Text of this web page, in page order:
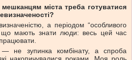
міста треба готуватися
а періодом “особливого
що мають знати люди: весь цей час
— не зупинка комбінату, а спроба